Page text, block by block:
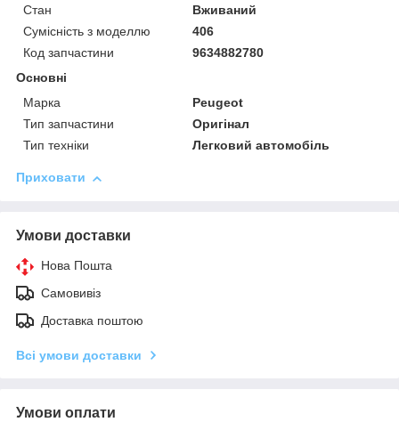
Стан
Вживаний
Сумісність з моделлю
406
Код запчастини
9634882780
Основні
Марка
Peugeot
Тип запчастини
Оригінал
Тип техніки
Легковий автомобіль
Приховати
Умови доставки
Нова Пошта
Самовивіз
Доставка поштою
Всі умови доставки
Умови оплати